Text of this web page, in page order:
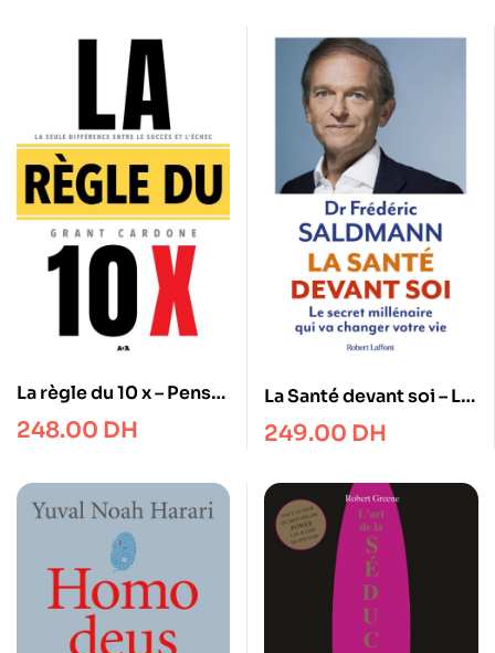
La règle du 10 x – Penser
10 fois plus grand pour
passer de l’échec au
248.00 DH
La Santé devant soi – Le
Secret millénaire qui va
changer votre vie
249.00 DH